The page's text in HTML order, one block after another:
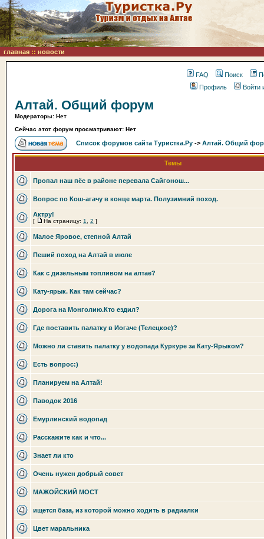
главная :: новости
FAQ Поиск
Профиль
Войти
Алтай. Общий форум
Модераторы: Нет
Сейчас этот форум просматривают: Нет
Список форумов сайта Туристка.Ру -> Алтай. Общий
Темы
Пропал наш пёс в районе перевала Сайгонош...
Вопрос по Кош-агачу в конце марта. Полузимний поход.
Актру!
[ На страницу: 1 2 ]
Малое Яровое, степной Алтай
Пеший поход на Алтай в июле
Как с дизельным топливом на алтае?
Кату-ярык. Как там сейчас?
Дорога на Монголию.Кто ездил?
Где поставить палатку в Иогаче (Телецкое)?
Можно ли ставить палатку у водопада Куркуре за Кату-Ярыком?
Есть вопрос:)
Планируем на Алтай!
Паводок 2016
Емурлинский водопад
Расскажите как и что...
Знает ли кто
Очень нужен добрый совет
МАЖОЙСКИЙ МОСТ
ищется база, из которой можно ходить в радиалки
Цвет маральника